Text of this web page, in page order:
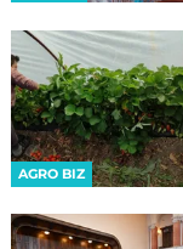
AGRO BIZ